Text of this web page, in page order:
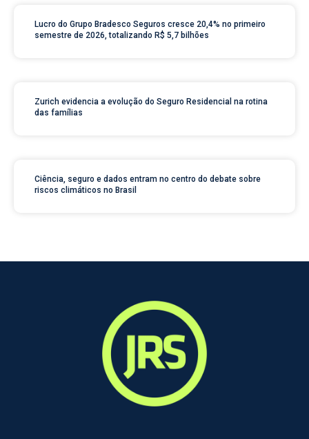
Lucro do Grupo Bradesco Seguros cresce 20,4% no primeiro
semestre de 2026, totalizando R$ 5,7 bilhões
Zurich evidencia a evolução do Seguro Residencial na rotina
das famílias
Ciência, seguro e dados entram no centro do debate sobre
riscos climáticos no Brasil